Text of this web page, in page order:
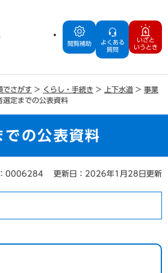
閲覧補助
よくある
質問
いざと
いうとき
でさがす > くらし・手続き > 上下水道 > 事業
選定までの公表資料
での公表資料
0006284 更新日：2026年1月28日更新